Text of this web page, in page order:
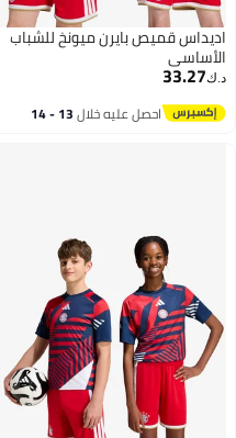
اديداس قميص بايرن ميونخ للشباب
الأساسي
د.ك‏33.27
احصل عليه خلال 13 - 14